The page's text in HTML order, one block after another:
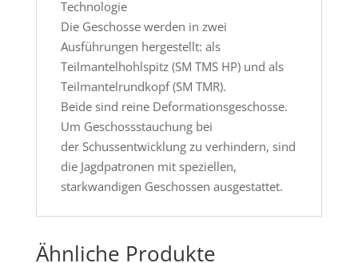
Technologie
Die Geschosse werden in zwei
Ausführungen hergestellt: als
Teilmantelhohlspitz (SM TMS HP) und als
Teilmantelrundkopf (SM TMR).
Beide sind reine Deformationsgeschosse.
Um Geschossstauchung bei
der Schussentwicklung zu verhindern, sind
die Jagdpatronen mit speziellen,
starkwandigen Geschossen ausgestattet.
Ähnliche Produkte